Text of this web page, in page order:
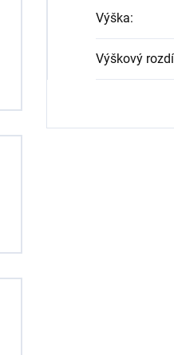
Výška:
Výškový